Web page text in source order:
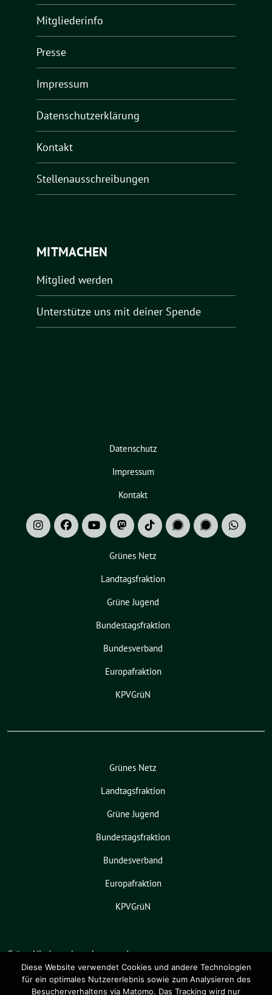
Mitgliederinfo
Presse
Impressum
Datenschutzerklärung
Kontakt
Stellenausschreibungen
MITMACHEN
Mitglied werden
Unterstütze uns mit deiner Spende
Datenschutz
Impressum
Kontakt
Grünes Netz
Landtagsfraktion
Grüne Jugend
Bundestagsfraktion
Bundesverband
Europafraktion
KPVGrüN
Grünes Netz
Landtagsfraktion
Grüne Jugend
Bundestagsfraktion
Bundesverband
Europafraktion
KPVGrüN
Grüne Niedersachsen benutzt das
freie grüne Themesunflower ‐ ein
Angebot derverdigado eG.
Diese Website verwendet Cookies und andere Technologien
für ein optimales Nutzererlebnis sowie zum Analysieren des
Besucherverhaltens via Matomo. Das Tracking wird nur